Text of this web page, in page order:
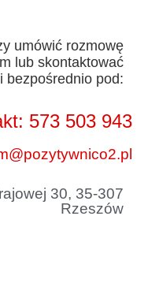
umówić rozmowę
lub skontaktować
bezpośrednio pod:
573 503 943
30, 35-307
Rzeszów